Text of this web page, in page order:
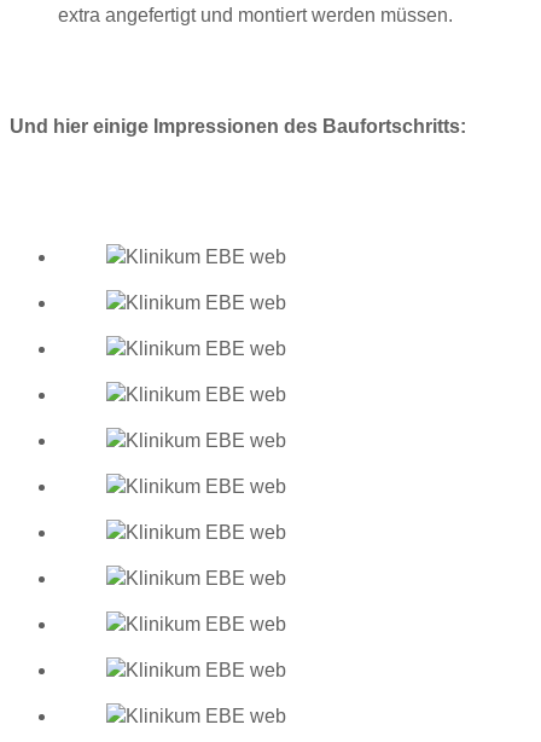
extra angefertigt und montiert werden müssen.
Und hier einige Impressionen des Baufortschritts: